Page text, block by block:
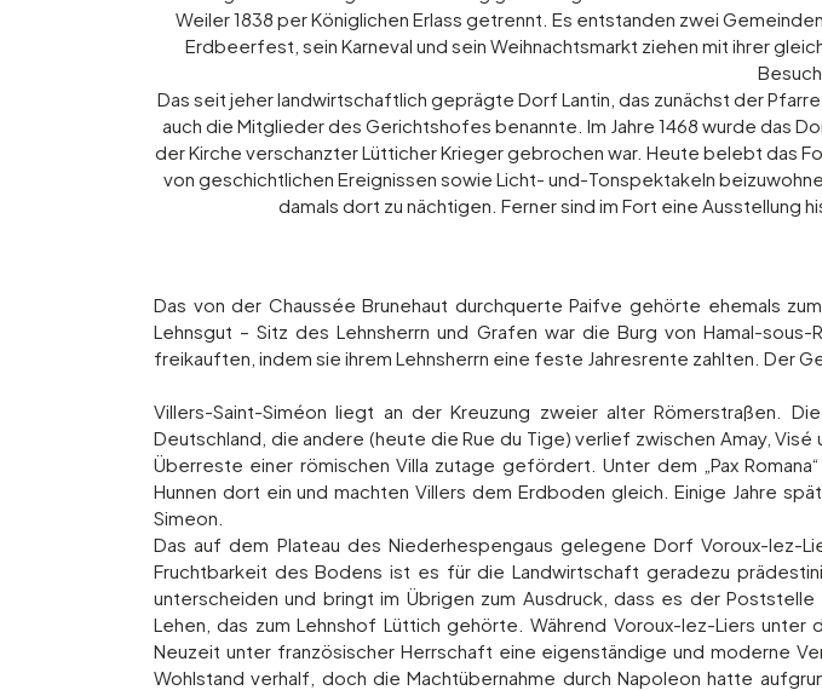
Weiler 1838 per Königlichen Erlass getrennt. Es entstanden zwei
Erdbeerfest, sein Karneval und sein Weihnachtsmarkt ziehen mit ihrer
Das seit jeher landwirtschaftlich geprägte Dorf Lantin, das zunächst der
auch die Mitglieder des Gerichtshofes benannte. Im Jahre 1468 wurde das
der Kirche verschanzter Lütticher Krieger gebrochen war. Heute belebt das
von geschichtlichen Ereignissen sowie Licht- und-Tonspektakeln
damals dort zu nächtigen. Ferner sind im Fort eine Ausstellung
Das von der Chaussée Brunehaut durchquerte Paifve gehörte ehemals
Lehnsgut – Sitz des Lehnsherrn und Grafen war die Burg von Hamal-
freikauften, indem sie ihrem Lehnsherrn eine feste Jahresrente zahlten. Der
Villers-Saint-Siméon liegt an der Kreuzung zweier alter Römerstraßen.
Deutschland, die andere (heute die Rue du Tige) verlief zwischen Amay,
Überreste einer römischen Villa zutage gefördert. Unter dem „Pax
Hunnen dort ein und machten Villers dem Erdboden gleich. Einige Jahre
Simeon.
Das auf dem Plateau des Niederhespengaus gelegene Dorf Voroux-lez-
Fruchtbarkeit des Bodens ist es für die Landwirtschaft geradezu
unterscheiden und bringt im Übrigen zum Ausdruck, dass es der
Lehen, das zum Lehnshof Lüttich gehörte. Während Voroux-lez-Liers
Neuzeit unter französischer Herrschaft eine eigenständige und moderne
Wohlstand verhalf, doch die Machtübernahme durch Napoleon hatte